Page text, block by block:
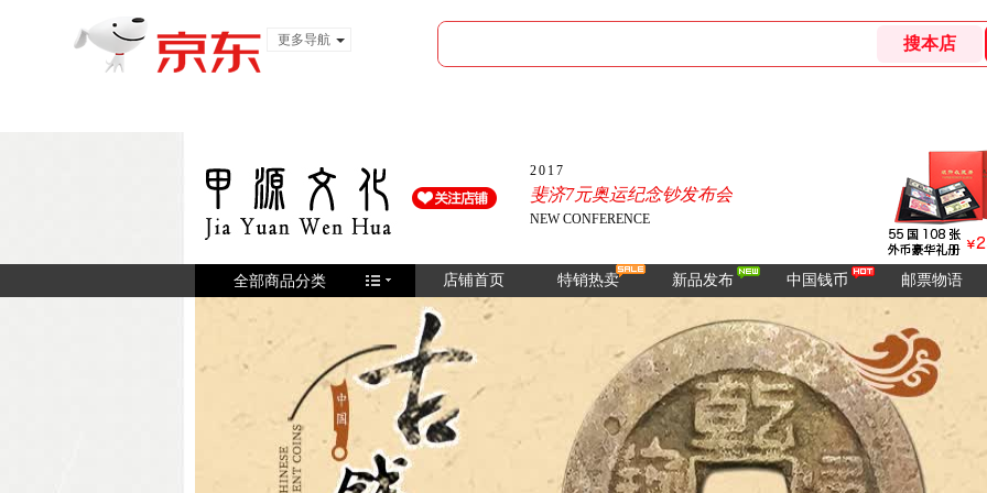
更多导航
2017
斐济7元奥运纪念钞发布会
NEW CONFERENCE
全部商品分类 店铺首页 特销热卖 新品发布 中国钱币 邮票物语